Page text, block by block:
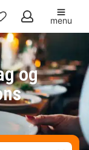
Mine
menu
og